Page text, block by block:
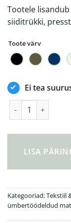
Tootele
siiditrükki,
Toote värv
Ei tea
LISA
Kategooriad:Tekstiil
ümbertöödeldud